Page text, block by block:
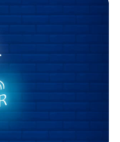
媒集團董事長謝金
義縣人力發展所所長
》書中收錄的八年轉
共同看見下一個黃金
手團隊，在大牌林
品牌如何雙重升級，
何將自身的失敗學，